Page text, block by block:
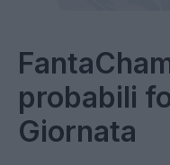
probabili
Giornata